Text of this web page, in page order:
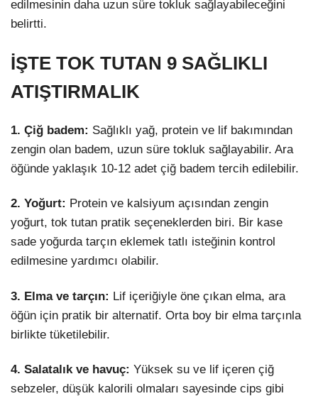
edilmesinin daha uzun süre tokluk sağlayabileceğini
belirtti.
İŞTE TOK TUTAN 9 SAĞLIKLI
ATIŞTIRMALIK
1. Çiğ badem: Sağlıklı yağ, protein ve lif bakımından
zengin olan badem, uzun süre tokluk sağlayabilir. Ara
öğünde yaklaşık 10-12 adet çiğ badem tercih edilebilir.
2. Yoğurt: Protein ve kalsiyum açısından zengin
yoğurt, tok tutan pratik seçeneklerden biri. Bir kase
sade yoğurda tarçın eklemek tatlı isteğinin kontrol
edilmesine yardımcı olabilir.
3. Elma ve tarçın: Lif içeriğiyle öne çıkan elma, ara
öğün için pratik bir alternatif. Orta boy bir elma tarçınla
birlikte tüketilebilir.
4. Salatalık ve havuç: Yüksek su ve lif içeren çiğ
sebzeler, düşük kalorili olmaları sayesinde cips gibi